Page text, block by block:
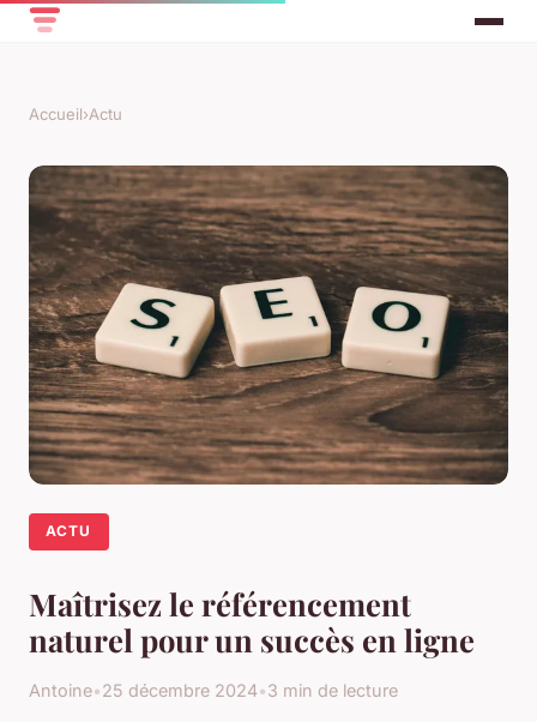
Accueil›Actu
ACTU
Maîtrisez le référencement
naturel pour un succès en ligne
Antoine•25 décembre 2024•3 min de lecture